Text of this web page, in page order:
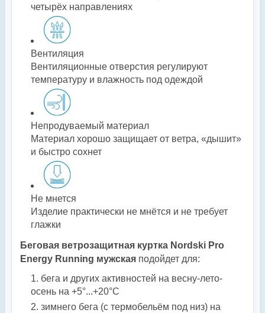
четырёх направлениях
Вентиляция
Вентиляционные отверстия регулируют
температуру и влажность под одеждой
Непродуваемый материал
Материал хорошо защищает от ветра, «дышит»
и быстро сохнет
Не мнется
Изделие практически не мнётся и не требует
глажки
Беговая ветрозащитная куртка Nordski Pro
Energy Running мужская подойдет для:
бега и других активностей на весну-лето-
осень на +5°...+20°С
зимнего бега (с термобельём под низ) на